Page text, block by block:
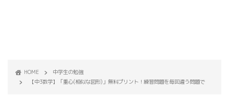
HOME
中学生の勉強
【中3数学】「重心(相似な図形)」無料プリント！練習問題を毎回違う問題で